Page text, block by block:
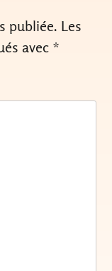
publiée. Les
avec *